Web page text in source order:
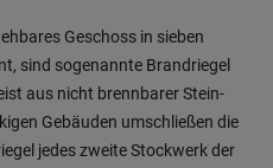
Geschoss in sieben
sind sogenannte Brandriegel
aus nicht brennbarer Stein-
Gebäuden umschließen die
jedes zweite Stockwerk der